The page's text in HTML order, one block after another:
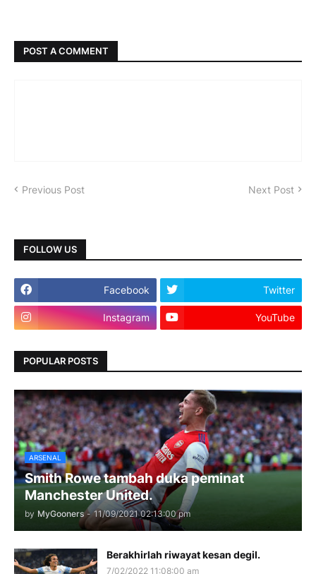
POST A COMMENT
Previous Post Next Post
FOLLOW US
Facebook Twitter
Instagram YouTube
POPULAR POSTS
ARSENAL
Smith Rowe tambah duka peminat
Manchester United.
by MyGooners - 11/09/2021 02:13:00 pm
Berakhirlah riwayat kesan degil.
7/02/2022 11:08:00 am